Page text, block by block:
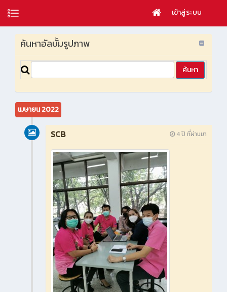
เข้าสู่ระบบ
ค้นหาอัลบั้มรูปภาพ
เมษายน 2022
4 ปี ที่ผ่านมา
SCB